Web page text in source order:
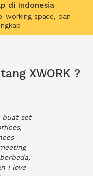
di Indonesia
working space, dan
XWORK ?
buat set
I love